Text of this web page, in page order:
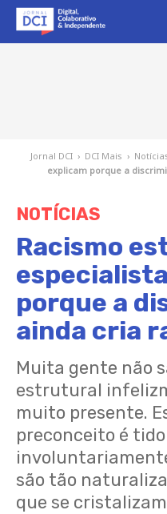
Jornal DCI › DCI Mais ›
explicam porque a
NOTÍCIAS
Racismo
porque a
ainda cria
Muita gente não
estrutural
muito presente.
preconceito é
são tão
que se cristalizam